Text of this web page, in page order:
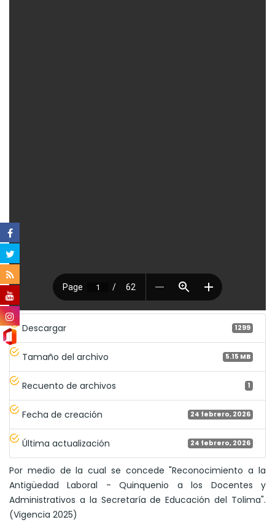
Descargar 1299
Tamaño del archivo 5.15 MB
Recuento de archivos 1
Fecha de creación 24 febrero, 2026
Última actualización 24 febrero, 2026
Por medio de la cual se concede "Reconocimiento a la
Antigüedad Laboral - Quinquenio a los Docentes y
Administrativos a la Secretaría de Educación del Tolima".
(Vigencia 2025)